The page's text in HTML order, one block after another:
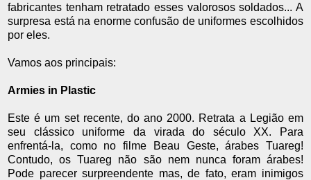
fabricantes tenham retratado esses valorosos soldados... A
surpresa está na enorme confusão de uniformes escolhidos
por eles.
Vamos aos principais:
Armies in Plastic
Este é um set recente, do ano 2000. Retrata a Legião em
seu clássico uniforme da virada do século XX. Para
enfrentá-la, como no filme Beau Geste, árabes Tuareg!
Contudo, os Tuareg não são nem nunca foram árabes!
Pode parecer surpreendente mas, de fato, eram inimigos